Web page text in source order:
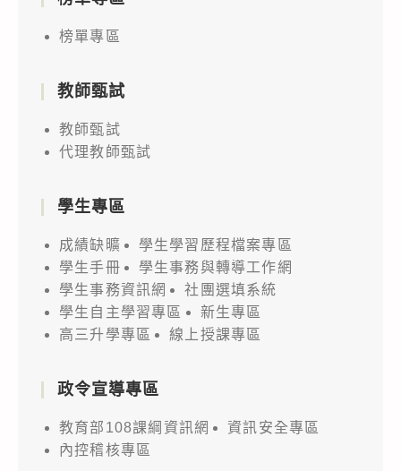
榜單專區
教師甄試
教師甄試
代理教師甄試
學生專區
成績缺曠
學生學習歷程檔案專區
學生手冊
學生事務與轉導工作網
學生事務資訊網
社團選填系統
學生自主學習專區
新生專區
高三升學專區
線上授課專區
政令宣導專區
教育部108課綱資訊網
資訊安全專區
內控稽核專區